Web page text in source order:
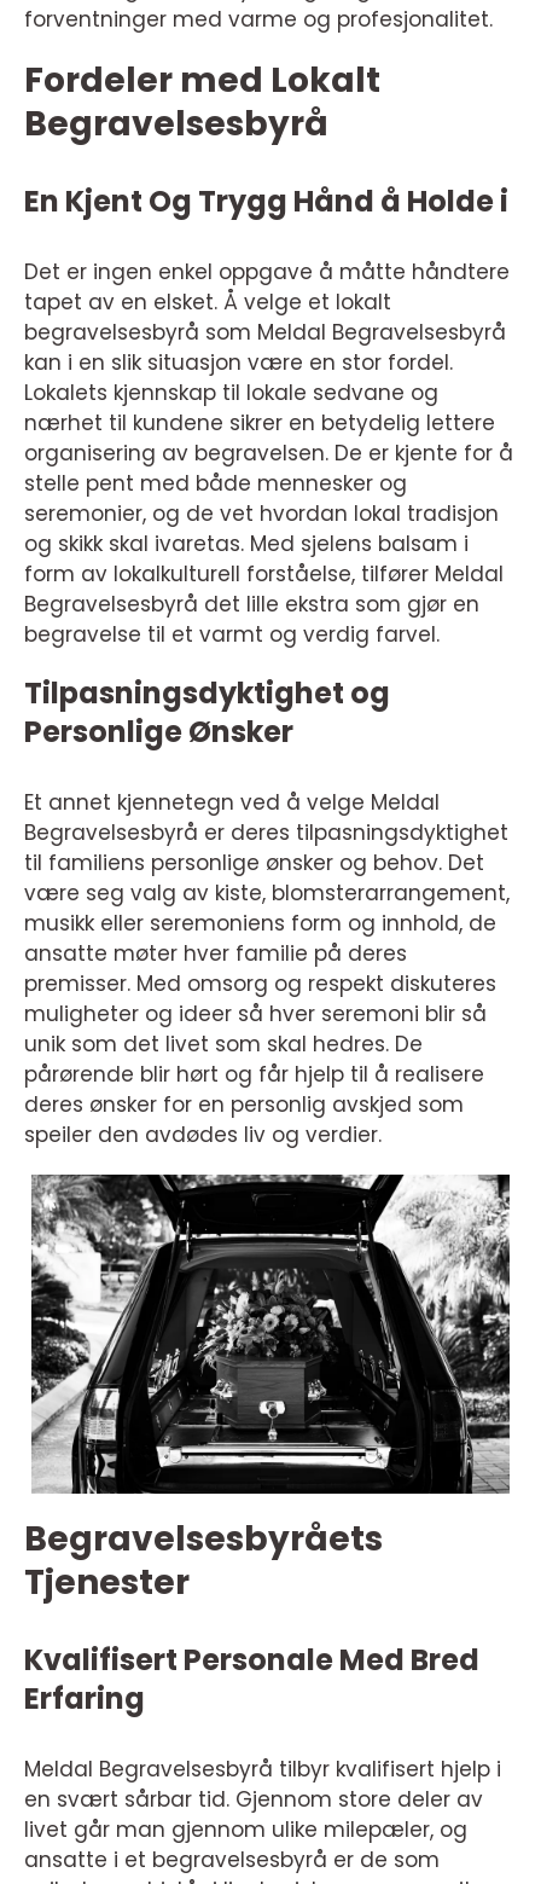
forventninger med varme og profesjonalitet.
Fordeler med Lokalt
Begravelsesbyrå
En Kjent Og Trygg Hånd å Holde i
Det er ingen enkel oppgave å måtte håndtere
tapet av en elsket. Å velge et lokalt
begravelsesbyrå som Meldal Begravelsesbyrå
kan i en slik situasjon være en stor fordel.
Lokalets kjennskap til lokale sedvane og
nærhet til kundene sikrer en betydelig lettere
organisering av begravelsen. De er kjente for å
stelle pent med både mennesker og
seremonier, og de vet hvordan lokal tradisjon
og skikk skal ivaretas. Med sjelens balsam i
form av lokalkulturell forståelse, tilfører Meldal
Begravelsesbyrå det lille ekstra som gjør en
begravelse til et varmt og verdig farvel.
Tilpasningsdyktighet og
Personlige Ønsker
Et annet kjennetegn ved å velge Meldal
Begravelsesbyrå er deres tilpasningsdyktighet
til familiens personlige ønsker og behov. Det
være seg valg av kiste, blomsterarrangement,
musikk eller seremoniens form og innhold, de
ansatte møter hver familie på deres
premisser. Med omsorg og respekt diskuteres
muligheter og ideer så hver seremoni blir så
unik som det livet som skal hedres. De
pårørende blir hørt og får hjelp til å realisere
deres ønsker for en personlig avskjed som
speiler den avdødes liv og verdier.
Begravelsesbyråets
Tjenester
Kvalifisert Personale Med Bred
Erfaring
Meldal Begravelsesbyrå tilbyr kvalifisert hjelp i
en svært sårbar tid. Gjennom store deler av
livet går man gjennom ulike milepæler, og
ansatte i et begravelsesbyrå er de som